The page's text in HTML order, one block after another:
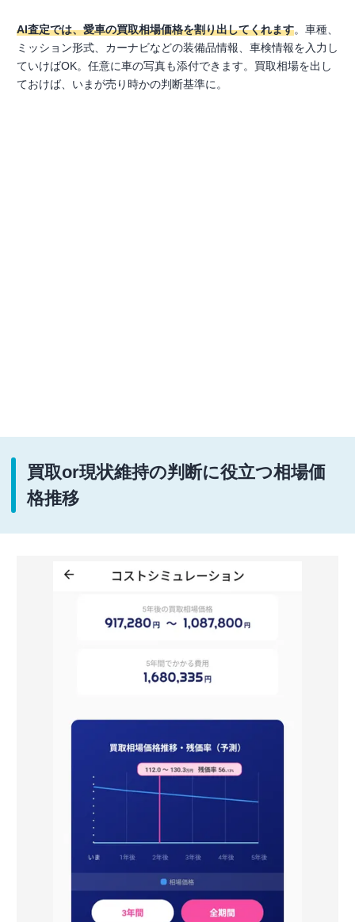
AI査定では、愛車の買取相場価格を割り出してくれます。車種、
ミッション形式、カーナビなどの装備品情報、車検情報を入力し
ていけばOK。任意に車の写真も添付できます。買取相場を出し
ておけば、いまが売り時かの判断基準に。
買取or現状維持の判断に役立つ相場価
格推移